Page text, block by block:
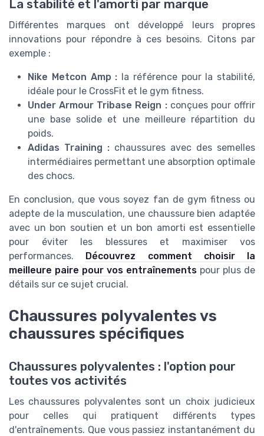
La stabilité et l'amorti par marque
Différentes marques ont développé leurs propres
innovations pour répondre à ces besoins. Citons par
exemple :
Nike Metcon Amp : la référence pour la stabilité,
idéale pour le CrossFit et le gym fitness.
Under Armour Tribase Reign : conçues pour offrir
une base solide et une meilleure répartition du
poids.
Adidas Training : chaussures avec des semelles
intermédiaires permettant une absorption optimale
des chocs.
En conclusion, que vous soyez fan de gym fitness ou
adepte de la musculation, une chaussure bien adaptée
avec un bon soutien et un bon amorti est essentielle
pour éviter les blessures et maximiser vos
performances. Découvrez comment choisir la
meilleure paire pour vos entraînements pour plus de
détails sur ce sujet crucial.
Chaussures polyvalentes vs
chaussures spécifiques
Chaussures polyvalentes : l'option pour
toutes vos activités
Les chaussures polyvalentes sont un choix judicieux
pour celles qui pratiquent différents types
d'entraînements. Que vous passiez instantanément du